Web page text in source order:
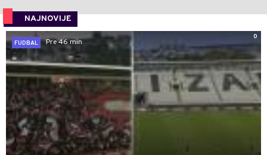
NAJNOVIJE
0
FUDBAL
Pre 46 min